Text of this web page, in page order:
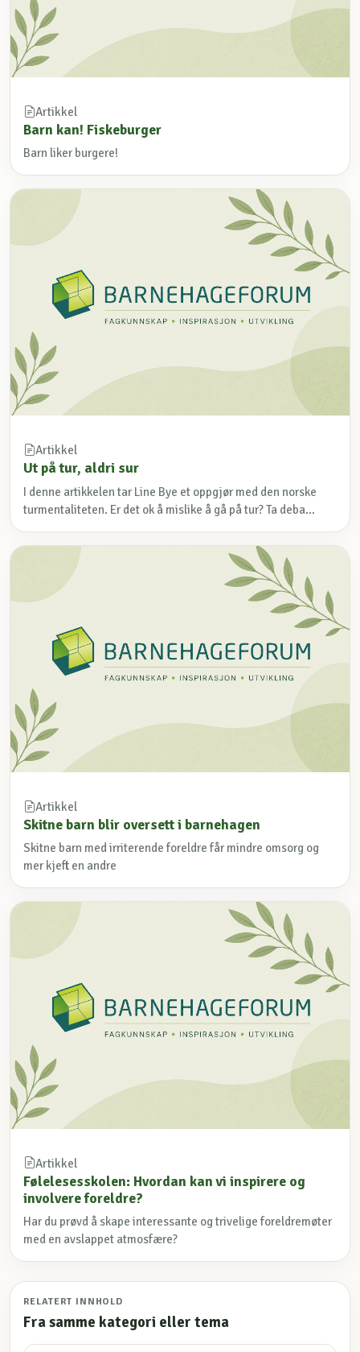
Artikkel
Barn kan! Fiskeburger
Barn liker burgere!
Artikkel
Ut på tur, aldri sur
I denne artikkelen tar Line Bye et oppgjør med den norske
turmentaliteten. Er det ok å mislike å gå på tur? Ta deba...
Artikkel
Skitne barn blir oversett i barnehagen
Skitne barn med irriterende foreldre får mindre omsorg og
mer kjeft en andre
Artikkel
Følelesesskolen: Hvordan kan vi inspirere og
involvere foreldre?
Har du prøvd å skape interessante og trivelige foreldremøter
med en avslappet atmosfære?
RELATERT INNHOLD
Fra samme kategori eller tema